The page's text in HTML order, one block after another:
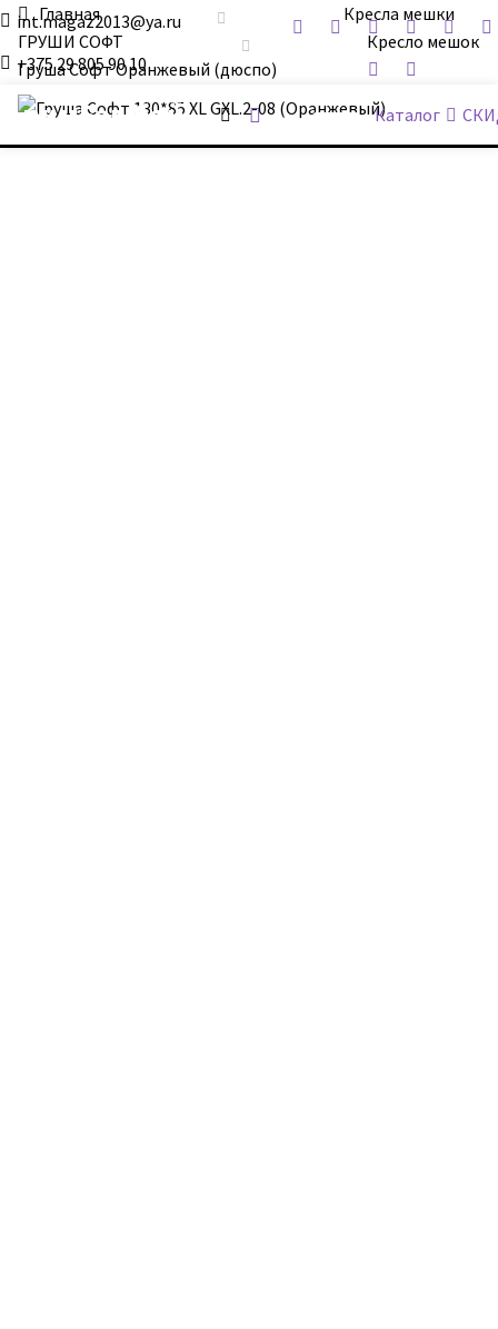
int.magaz2013@ya.ru
+375 29 805 90 10
ДримБэг.бай Каталог
Главная
Кресла мешки
ГРУШИ СОФТ
Кресло мешок
Груша Софт Оранжевый (дюспо)